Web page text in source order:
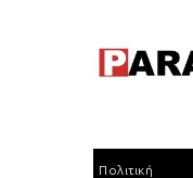
Πολιτική